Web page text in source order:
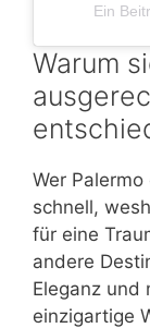
Ein
Warum
Wer
schnell,
für eine
andere
Eleganz und
einzigartige